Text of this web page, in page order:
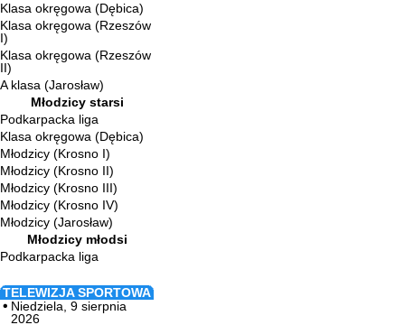
Klasa okręgowa (Dębica)
Klasa okręgowa (Rzeszów
I)
Klasa okręgowa (Rzeszów
II)
A klasa (Jarosław)
Młodzicy starsi
Podkarpacka liga
Klasa okręgowa (Dębica)
Młodzicy (Krosno I)
Młodzicy (Krosno II)
Młodzicy (Krosno III)
Młodzicy (Krosno IV)
Młodzicy (Jarosław)
Młodzicy młodsi
Podkarpacka liga
TELEWIZJA SPORTOWA
Niedziela, 9 sierpnia
2026